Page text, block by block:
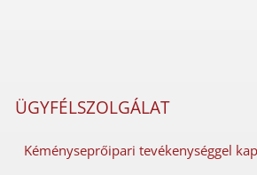
ÜGYFÉLSZOLGÁLAT
Kéményseprőipari tevékenységgel